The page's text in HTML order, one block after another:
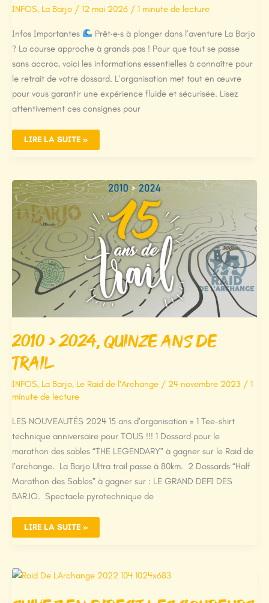
INFOS, La Barjo / 12 mai 2026 / 1 minute de lecture
Infos Importantes
Prêt·e·s à plonger dans l’aventure La Barjo
? La course approche à grands pas ! Pour que tout se passe
sans accroc, voici les informations essentielles à connaître pour
le retrait de votre dossard. L’organisation met tout en œuvre
pour vous garantir une expérience fluide et sécurisée. Lisez
attentivement ces consignes pour
RETRAIT
LA
BARJO
2026
LIRE LA SUITE »
2010 > 2024, quinze ans de
trail
INFOS, La Barjo, Le Raid de l'Archange / 24 novembre 2023 / 1
minute de lecture
LES NOUVEAUTÉS 2024 15 ans d’organisation = 1 Tee-shirt
technique anniversaire pour TOUS !!! 1 Dossard pour le
marathon des sables “THE LEGENDARY” à gagner sur le Raid de
l’archange. La Barjo Ultra trail passe à 80km. 2 Dossards “Half
Marathon des Sables” à gagner sur : LE GRAND DEFI DES
BARJO. Spectacle pyrotechnique de
2010
TRAIL
LIRE LA SUITE »